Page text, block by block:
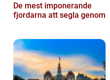
De mest imponerande
fjordarna att segla genom